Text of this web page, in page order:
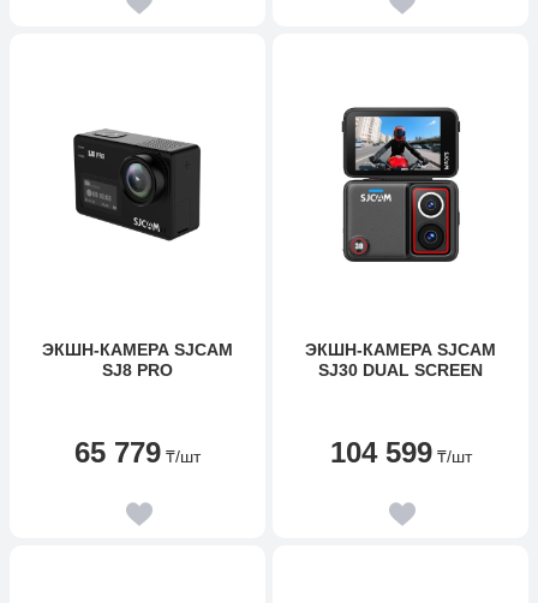
ЭКШН-КАМЕРА SJCAM
SJ8 PRO
65 779 ₸/шт
ЭКШН-КАМЕРА SJCAM
SJ30 DUAL SCREEN
104 599 ₸/шт